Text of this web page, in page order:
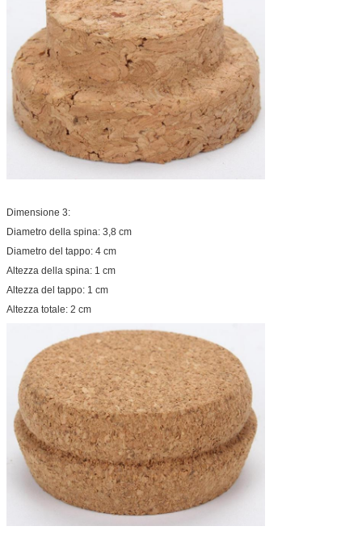
Dimensione 3:
Diametro della spina: 3,8 cm
Diametro del tappo: 4 cm
Altezza della spina: 1 cm
Altezza del tappo: 1 cm
Altezza totale: 2 cm